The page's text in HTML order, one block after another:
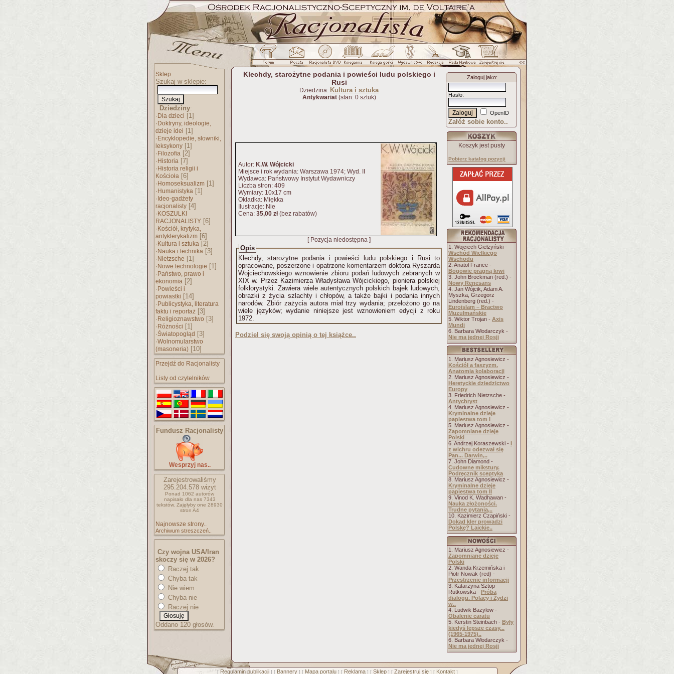
Sklep
Szukaj w sklepie:
Dziedziny:
· Dla dzieci [1]
· Doktryny, ideologie,
dzieje idei [1]
· Encyklopedie, słowniki,
leksykony [1]
· Filozofia [2]
· Historia [7]
· Historia religii i
Kościoła [6]
· Homoseksualizm [1]
· Humanistyka [1]
· Ideo-gadżety
racjonalisty [4]
· KOSZULKI
RACJONALISTY [6]
· Kościół, krytyka,
antyklerykalizm [6]
· Kultura i sztuka [2]
· Nauka i technika [3]
· Nietzsche [1]
· Nowe technologie [1]
· Państwo, prawo i
ekonomia [2]
· Powieści i
powiastki [14]
· Publicystyka, literatura
faktu i reportaż [3]
· Religioznawstwo [3]
· Różności [1]
·Światopogląd [3]
·Wolnomularstwo
(masoneria) [10]
Przejdź do Racjonalisty
Listy od czytelników
Fundusz Racjonalisty
Wesprzyj nas..
Zarejestrowaliśmy
295.204.578wizyt
Ponad 1062 autorów
napisało dla nas 7343
tekstów. Zajęłyby one 28930
stron A4
Najnowsze strony..
Archiwum streszczeń..
Czy wojna USA/Iran
skoczy się w 2026?
Raczej tak
Chyba tak
Nie wiem
Chyba nie
Raczej nie
Oddano 120 głosów.
Klechdy, starożytne podania i powieści ludu polskiego i
Rusi
Dziedzina: Kultura i sztuka
Antykwariat(stan: 0 sztuk)
Autor: K.W. Wójcicki
Miejsce i rok wydania: Warszawa 1974; Wyd. II
Wydawca: Państwowy Instytut Wydawniczy
Liczba stron: 409
Wymiary: 10x17 cm
Okładka: Miękka
Ilustracje: Nie
Cena: 35,00 zł(bez rabatów)
[ Pozycja niedostępna ]
Opis
Klechdy, starożytne podania i powieści ludu polskiego i Rusi to
opracowane, poszerzone i opatrzone komentarzem doktora Ryszarda
Wojciechowskiego wznowienie zbioru podań ludowych zebranych w
XIX w. Przez Kazimierza Władysława Wójcickiego, pioniera polskiej
folklorystyki. Zawiera wiele autentycznych polskich bajek ludowych,
obrazki z życia szlachty i chłopów, a także bajki i podania innych
narodów. Zbiór zażycia autora miał trzy wydania; przełożono go na
wiele języków; wydanie niniejsze jest wznowieniem edycji z roku
1972.
Podziel się swoją opinią o tej książce..
Zaloguj jako:
Hasło:
OpenID
Załóż sobie konto..
Koszyk jest pusty
Pobierz katalog pozycji
1. Wojciech Giełżyński -
Wschód Wielkiego
Wschodu
2. Anatol France -
Bogowie pragną krwi
3. John Brockman (red.) -
Nowy Renesans
4. Jan Wójcik, Adam A.
Myszka, Grzegorz
Lindenberg (red.) -
Euroislam – Bractwo
Muzułmańskie
5. Wiktor Trojan - Axis
Mundi
6. Barbara Włodarczyk -
Nie ma jednej Rosji
1. Mariusz Agnosiewicz -
Kościół a faszyzm.
Anatomia kolaboracji
2. Mariusz Agnosiewicz -
Heretyckie dziedzictwo
Europy
3. Friedrich Nietzsche -
Antychryst
4. Mariusz Agnosiewicz -
Kryminalne dzieje
papiestwa tom I
5. Mariusz Agnosiewicz -
Zapomniane dzieje
Polski
6. Andrzej Koraszewski - I
z wichru odezwał się
Pan... Darwin,..
7. John Diamond -
Cudowne mikstury.
Podręcznik sceptyka
8. Mariusz Agnosiewicz -
Kryminalne dzieje
papiestwa tom II
9. Vinod K. Wadhawan -
Nauka złożoności.
Trudne pytania,..
10. Kazimierz Czapiński -
Dokąd kler prowadzi
Polskę? Laickie..
1. Mariusz Agnosiewicz -
Zapomniane dzieje
Polski
2. Wanda Krzemińska i
Piotr Nowak (red) -
Przestrzenie informacji
3. Katarzyna Sztop-
Rutkowska - Próba
dialogu. Polacy i Żydzi
w..
4. Ludwik Bazylow -
Obalenie caratu
5. Kerstin Steinbach - Były
kiedyś lepsze czasy...
(1965-1975)..
6. Barbara Włodarczyk -
Nie ma jednej Rosji
[ Regulamin publikacji] [ Bannery] [ Mapa portalu] [ Reklama] [ Sklep] [ Zarejestruj się] [ Kontakt]